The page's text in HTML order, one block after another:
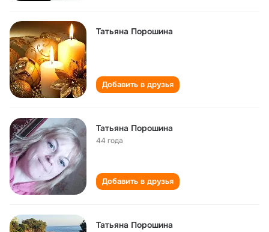
Татьяна Порошина
Добавить в друзья
Татьяна Порошина
44 года
Добавить в друзья
Татьяна Порошина